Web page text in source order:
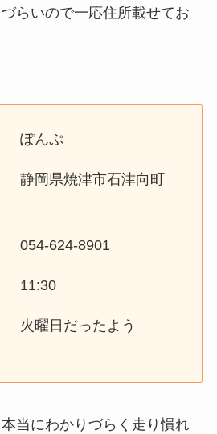
らいので一応住所載せてお
ぽんぷ
焼津市石津向町
624-8901
11:30
日だったよう
当にわかりづらく走り慣れ